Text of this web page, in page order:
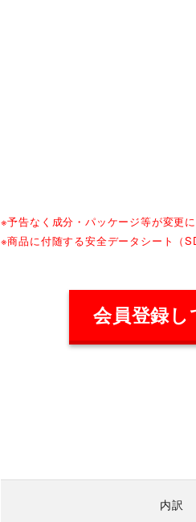
※予告なく成分・パッケージ等が変更
※商品に付随する安全データシート（
会員登録し
内訳